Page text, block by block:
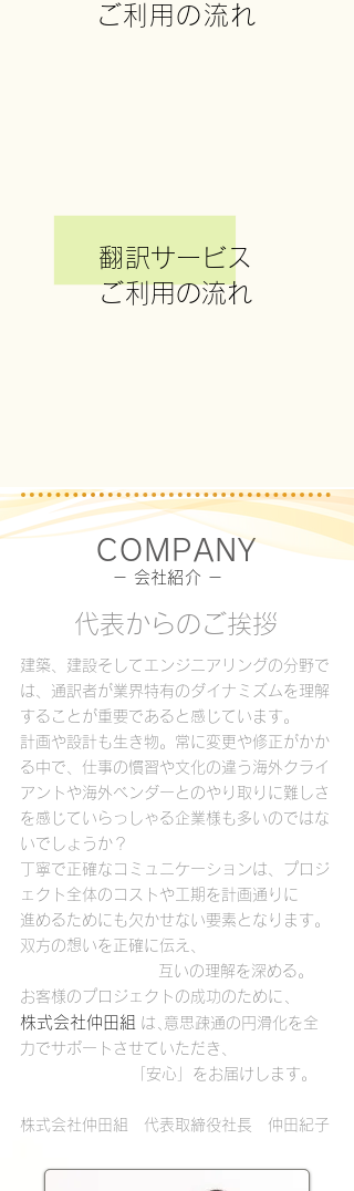
ご利用の流れ
翻訳サービス
ご利用の流れ
COMPANY
－ 会社紹介 －
代表からのご挨拶
建築、建設そしてエンジニアリングの分野で
は、通訳者が業界特有のダイナミズムを理解
することが重要であると感じています。
計画や設計も生き物。常に変更や修正がかか
る中で、仕事の慣習や文化の違う海外クライ
アントや海外ベンダーとのやり取りに難しさ
を感じていらっしゃる企業様も多いのではな
いでしょうか？
丁寧で正確なコミュニケーションは、プロジ
ェクト全体のコストや工期を計画通りに
進めるためにも欠かせない要素となります。
双方の想いを正確に伝え、
互いの理解を深める。
お客様のプロジェクトの成功のために､
株式会社仲田組 は､意思疎通の円滑化を全
力でサポートさせていただき、
「安心」をお届けします。
株式会社仲田組 代表取締役社長 仲田紀子